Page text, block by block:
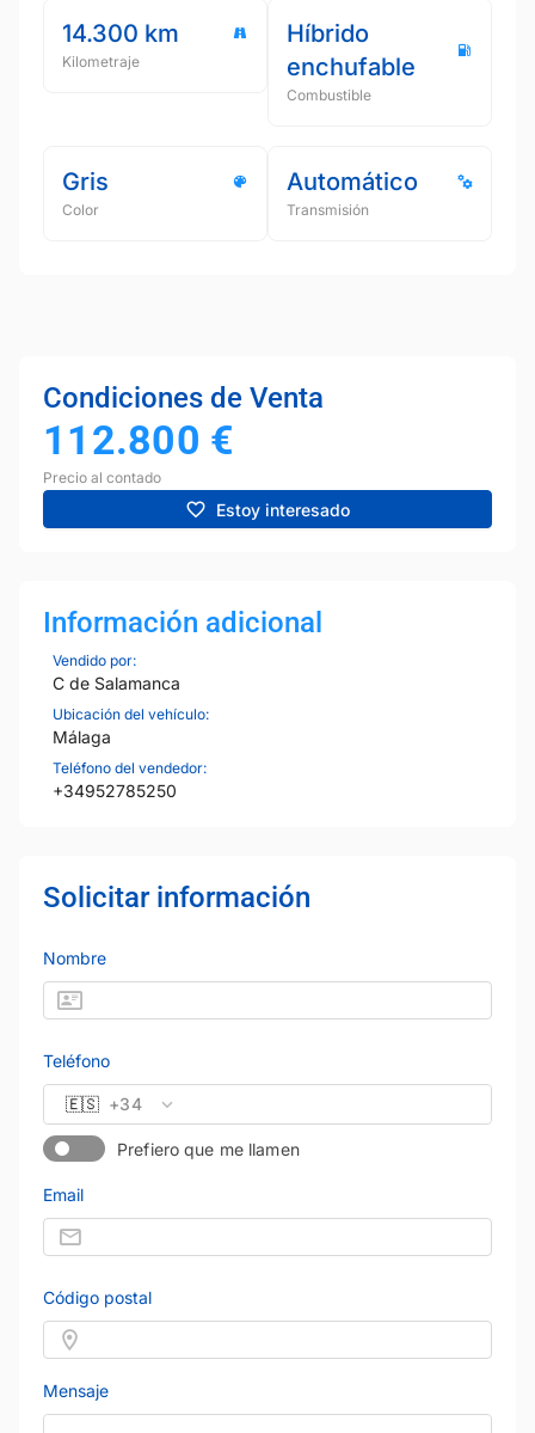
14.300 km
Kilometraje
Híbrido
enchufable
Combustible
Gris
Color
Automático
Transmisión
Condiciones de Venta
112.800 €
Precio al contado
Estoy interesado
Información adicional
Vendido por:
C de Salamanca
Ubicación del vehículo:
Málaga
Teléfono del vendedor:
+34952785250
Solicitar información
Nombre
Teléfono
🇪🇸 +34
Prefiero que me llamen
Email
Código postal
Mensaje